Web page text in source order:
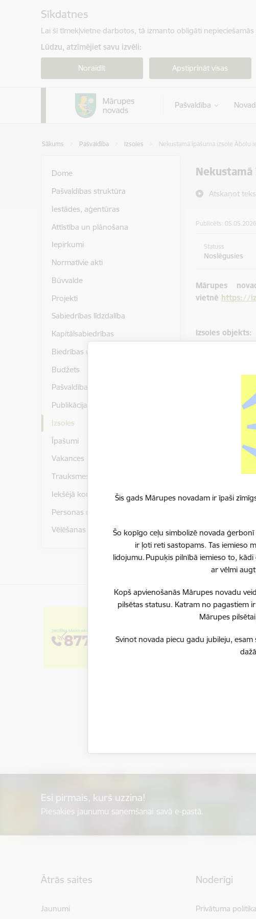
Sīkdatnes
Lai šī tīmekļvietne darbotos, tā izmanto obligāti
Lūdzu, atzīmējiet savu izvēli:
Noraidīt Apstiprināt visas
Pašvaldība
Sākums Pašvaldība Izsoles Nekustamā īpašuma izsole Ābolu
Atskaņot
Šis gads Mārupes novadam ir īpaši
Šo kopīgo ceļu simbolizē novada
ir ļoti reti sastopams. Tas iemieso
lidojumu. Pupuķis pilnībā iemieso to,
ar vēlmi
Kopš apvienošanās Mārupes novadu
pilsētas statusu. Katram no pagastiem
Mārupes
Svinot novada piecu gadu jubileju,
Dome
Pašvaldības struktūra
Iestādes, aģentūras
Attīstība un plānošana
Iepirkumi
Normatīvie akti
Būvvalde
Projekti
Sabiedrības līdzdalība
Kapitālsabiedrības
Biedrības un nodibinājumi
Budžets
Pašvaldības publiskais pārskats
Publikācijas un pētījumi
Izsoles
Īpašumi
Vakances
Trauksmes celšana
Iekšējā kontroles sistēma
Personas datu aizsardzība
Vēlēšanas
Publicēts:
Statuss
Noslēgusies
Mārupes
vietnē https://
Izsoles objekts:
Nekustamais
sastāv no
Izsoles pirmais
Izsoles sākuma
Izsoles
Izsoles noteikumi
Esi pirmais, kurš uzzina!
Piesakies jaunumu saņemšanai savā e-pastā.
Ātrās saites
Jaunumi
Noderīgi
Privātuma politika